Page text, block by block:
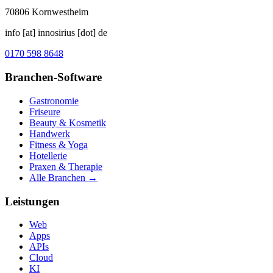
70806 Kornwestheim
info [at] innosirius [dot] de
0170 598 8648
Branchen-Software
Gastronomie
Friseure
Beauty & Kosmetik
Handwerk
Fitness & Yoga
Hotellerie
Praxen & Therapie
Alle Branchen →
Leistungen
Web
Apps
APIs
Cloud
KI